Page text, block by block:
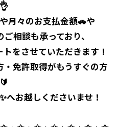
👌
月々のお支払金額🚗や
相談も承っており、
をさせていただきます！
免許取得がもうすぐの方
🔰
へお越しくださいませ！